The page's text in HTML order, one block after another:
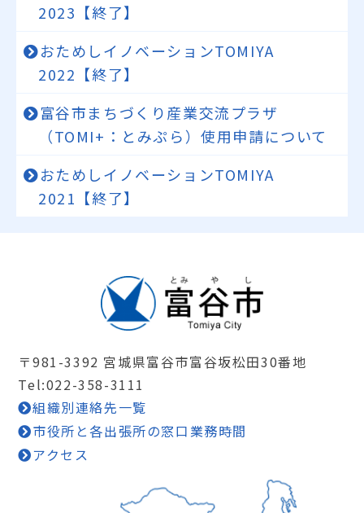
2023【終了】
おためしイノベーションTOMIYA
2022【終了】
富谷市まちづくり産業交流プラザ
（TOMI+：とみぷら）使用申請について
おためしイノベーションTOMIYA
2021【終了】
〒981-3392 宮城県富谷市富谷坂松田30番地
Tel:022-358-3111
組織別連絡先一覧
市役所と各出張所の窓口業務時間
アクセス